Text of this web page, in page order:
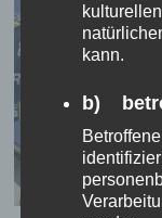
kann.
b)